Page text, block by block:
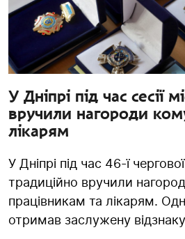
У Дніпрі під час сесії
вручили нагороди
лікарям
У Дніпрі під час 46-ї
традиційно вручили
працівникам та лікарям.
отримав заслужену